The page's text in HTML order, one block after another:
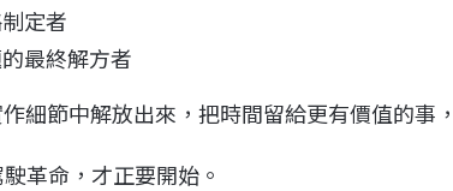
定者
最終解方者
細節中解放出來，把時間留給更有價值的事
革命，才正要開始。